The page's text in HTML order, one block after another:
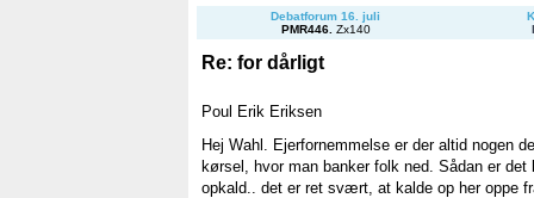
Debatforum 16. juli
PMR446. Zx140
Re: for dårligt
Poul Erik Eriksen
Hej Wahl. Ejerfornemmelse er der altid nogen
kørsel, hvor man banker folk ned. Sådan er
opkald.. det er ret svært, at kalde op her oppe